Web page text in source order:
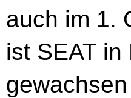
auch im 1.
ist SEAT